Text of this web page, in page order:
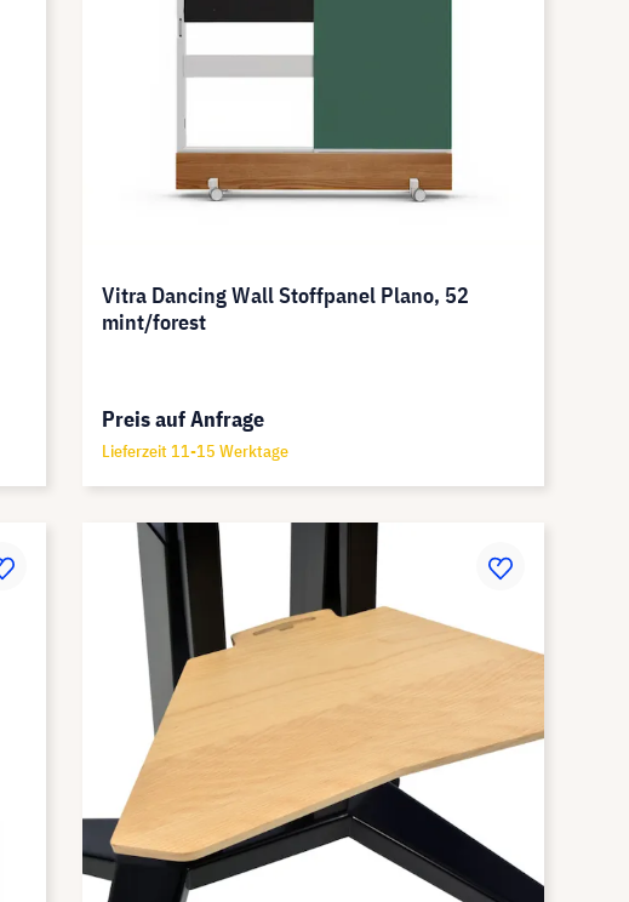
Vitra Dancing Wall Stoffpanel Plano, 52
mint/forest
Preis auf Anfrage
Lieferzeit 11-15 Werktage